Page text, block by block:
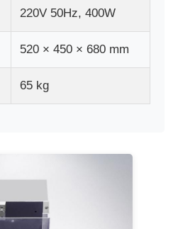
220V 50Hz, 400W
520 × 450 × 680 mm
65 kg